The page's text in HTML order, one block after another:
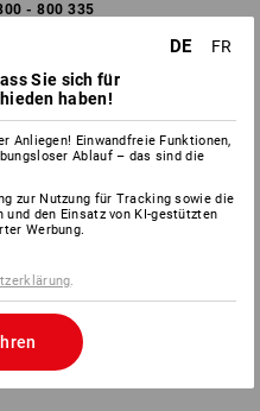
- 800 335
DE
FR
Sie sich für
haben!
Anliegen! Einwandfreie Funktionen,
Ablauf – das sind die
zur Nutzung für Tracking sowie die
den Einsatz von KI-gestützten
Werbung.